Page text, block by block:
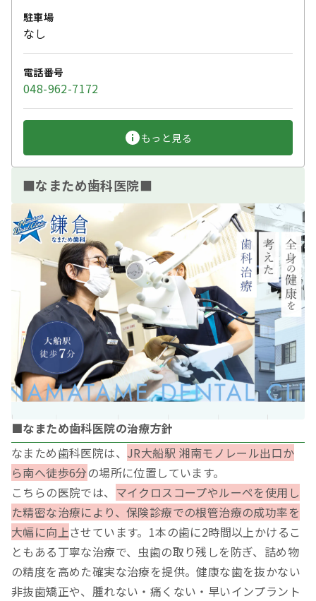
駐車場
なし
電話番号
048-962-7172
もっと見る
■なまため歯科医院■
■なまため歯科医院の治療方針
なまため歯科医院は、 JR大船駅 湘南モノレール出口か
ら南へ徒歩6分の場所に位置しています。
こちらの医院では、 マイクロスコープやルーペを使用し
た精密な治療により、保険診療での根管治療の成功率を
大幅に向上させています。1本の歯に2時間以上かけるこ
ともある丁寧な治療で、虫歯の取り残しを防ぎ、詰め物
の精度を高めた確実な治療を提供。健康な歯を抜かない
非抜歯矯正や、腫れない・痛くない・早いインプラント